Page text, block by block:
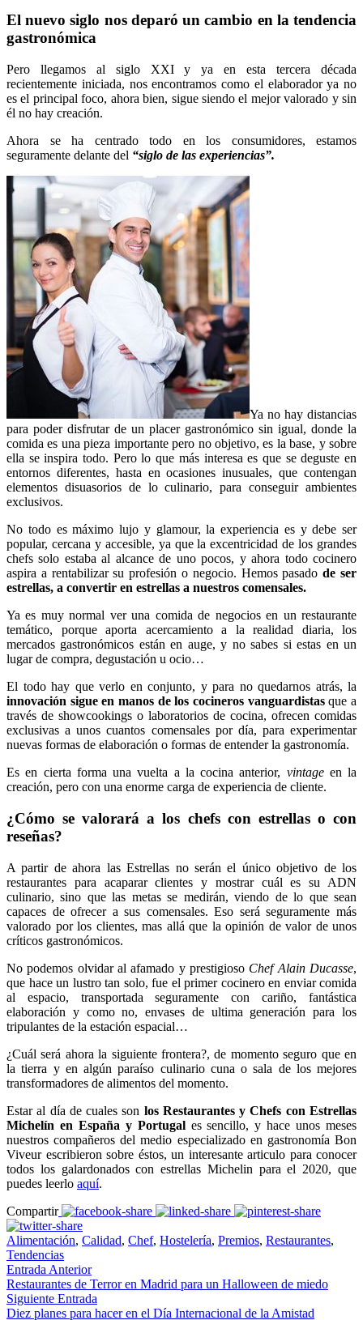
El nuevo siglo nos deparó un cambio en la tendencia
gastronómica
Pero llegamos al siglo XXI y ya en esta tercera década
recientemente iniciada, nos encontramos como el elaborador ya no
es el principal foco, ahora bien, sigue siendo el mejor valorado y sin
él no hay creación.
Ahora se ha centrado todo en los consumidores, estamos
seguramente delante del “siglo de las experiencias”.
Ya no hay distancias
para poder disfrutar de un placer gastronómico sin igual, donde la
comida es una pieza importante pero no objetivo, es la base, y sobre
ella se inspira todo. Pero lo que más interesa es que se deguste en
entornos diferentes, hasta en ocasiones inusuales, que contengan
elementos disuasorios de lo culinario, para conseguir ambientes
exclusivos.
No todo es máximo lujo y glamour, la experiencia es y debe ser
popular, cercana y accesible, ya que la excentricidad de los grandes
chefs solo estaba al alcance de uno pocos, y ahora todo cocinero
aspira a rentabilizar su profesión o negocio. Hemos pasadode ser
estrellas, a convertir en estrellas a nuestros comensales.
Ya es muy normal ver una comida de negocios en un restaurante
temático, porque aporta acercamiento a la realidad diaria, los
mercados gastronómicos están en auge, y no sabes si estas en un
lugar de compra, degustación u ocio…
El todo hay que verlo en conjunto, y para no quedarnos atrás, la
innovación sigue en manos de los cocineros vanguardistasque a
través de showcookings o laboratorios de cocina, ofrecen comidas
exclusivas a unos cuantos comensales por día, para experimentar
nuevas formas de elaboración o formas de entender la gastronomía.
Es en cierta forma una vuelta a la cocina anterior, vintageen la
creación, pero con una enorme carga de experiencia de cliente.
¿Cómo se valorará a los chefs con estrellas o con
reseñas?
A partir de ahora las Estrellas no serán el único objetivo de los
restaurantes para acaparar clientes y mostrar cuál es su ADN
culinario, sino que las metas se medirán, viendo de lo que sean
capaces de ofrecer a sus comensales. Eso será seguramente más
valorado por los clientes, mas allá que la opinión de valor de unos
críticos gastronómicos.
No podemos olvidar al afamado y prestigioso Chef Alain Ducasse,
que hace un lustro tan solo, fue el primer cocinero en enviar comida
al espacio, transportada seguramente con cariño, fantástica
elaboración y como no, envases de ultima generación para los
tripulantes de la estación espacial…
¿Cuál será ahora la siguiente frontera?, de momento seguro que en
la tierra y en algún paraíso culinario cuna o sala de los mejores
transformadores de alimentos del momento.
Estar al día de cuales son los Restaurantes y Chefs con Estrellas
Michelín en España y Portugales sencillo, y hace unos meses
nuestros compañeros del medio especializado en gastronomía Bon
Viveur escribieron sobre éstos, un interesante articulo para conocer
todos los galardonados con estrellas Michelin para el 2020, que
puedes leerlo aquí.
Compartir
Alimentación, Calidad, Chef, Hostelería, Premios, Restaurantes,
Tendencias
Entrada Anterior
Restaurantes de Terror en Madrid para un Halloween de miedo
Siguiente Entrada
Diez planes para hacer en el Día Internacional de la Amistad